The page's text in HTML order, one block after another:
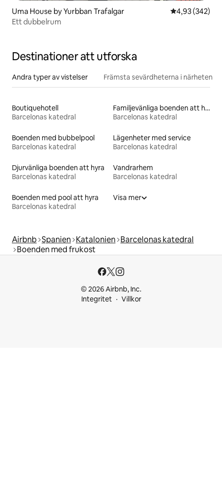
Uma House by Yurbban Trafalgar 4,93 av 5 i
4,93 (342)
Ett dubbelrum
Destinationer att utforska
Andra typer av vistelser Främsta sevärdheterna i närheten
Boutiquehotell
Barcelonas katedral
Familjevänliga boenden att hyra
Barcelonas katedral
Boenden med bubbelpool
Barcelonas katedral
Lägenheter med service
Barcelonas katedral
Djurvänliga boenden att hyra
Barcelonas katedral
Vandrarhem
Barcelonas katedral
Boenden med pool att hyra
Barcelonas katedral
Visa mer
Airbnb Spanien Katalonien Barcelonas katedral
Boenden med frukost
© 2026 Airbnb, Inc.
Integritet
Villkor